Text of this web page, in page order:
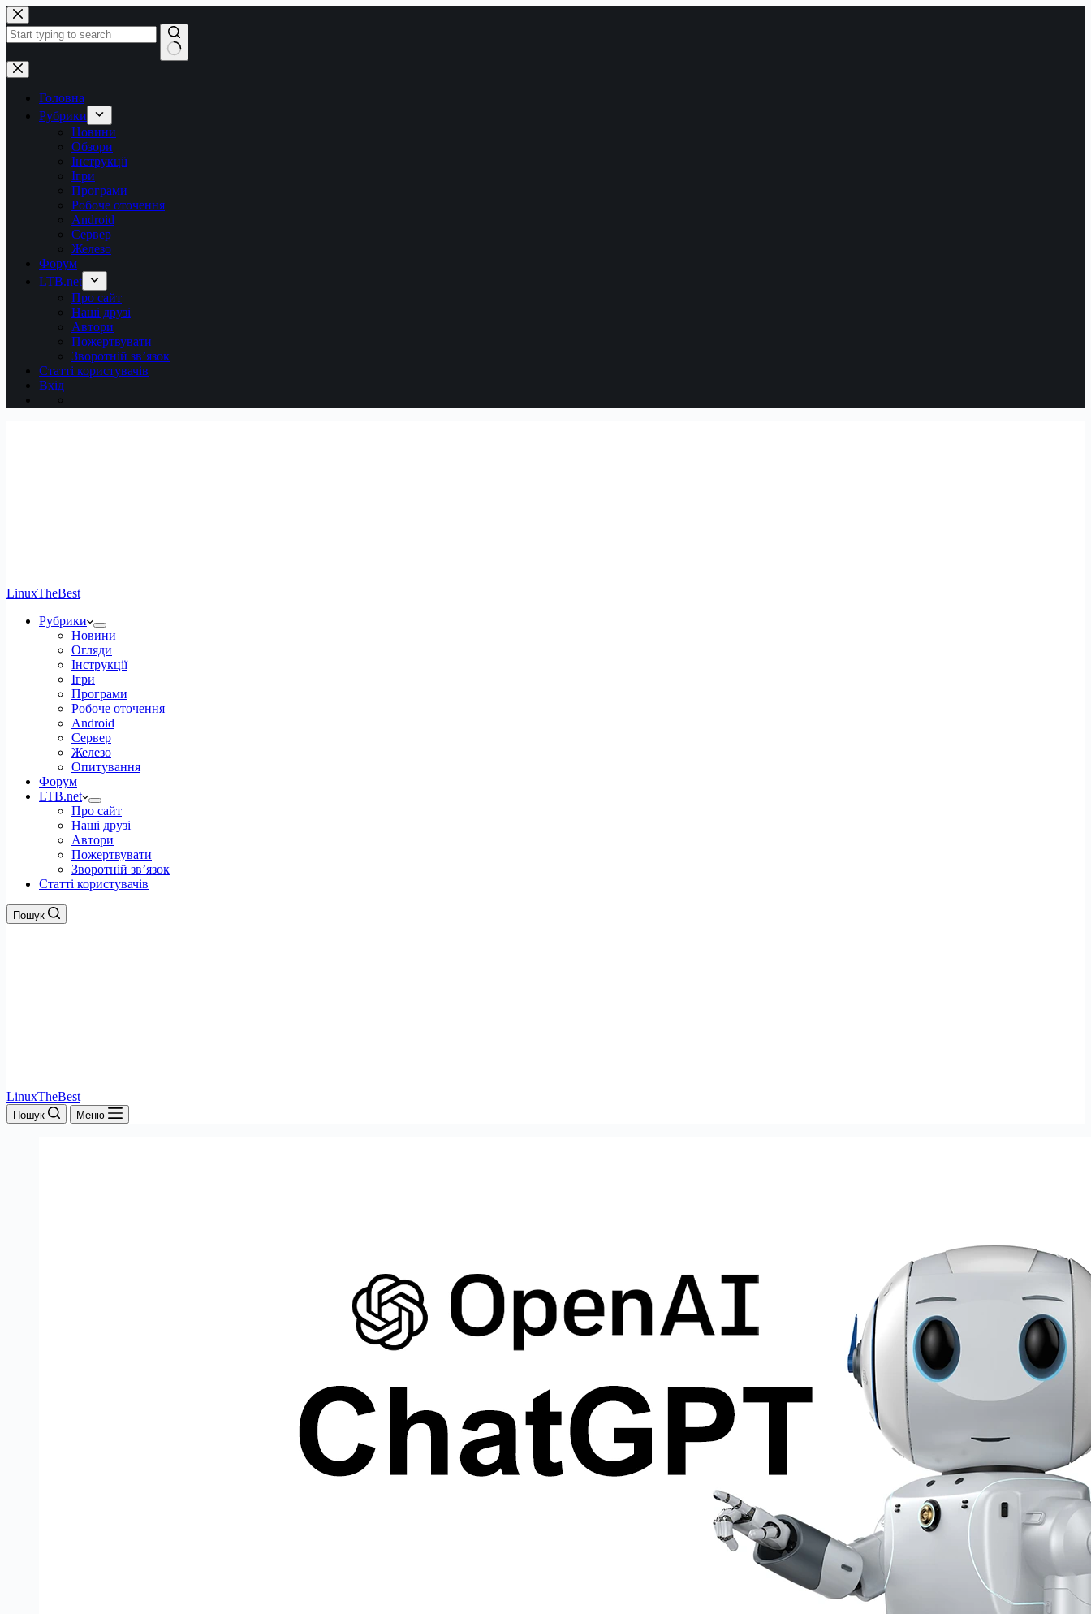
Перейти
до
вмісту
Немає
результатів
Головна
Рубрики
Новини
Обзори
Інструкції
Ігри
Програми
Робоче оточення
Android
Сервер
Железо
Форум
LTB.net
Про сайт
Наші друзі
Автори
Пожертвувати
Зворотній зв’язок
Статті користувачів
Вхід
LinuxTheBest
Рубрики
Новини
Огляди
Інструкції
Ігри
Програми
Робоче оточення
Android
Сервер
Железо
Опитування
Форум
LTB.net
Про сайт
Наші друзі
Автори
Пожертвувати
Зворотній зв’язок
Статті користувачів
Пошук
LinuxTheBest
Пошук Меню